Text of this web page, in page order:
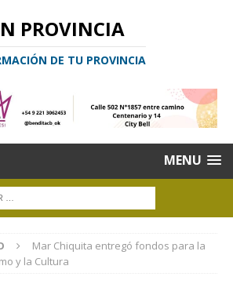
PROVINCIA
DE TU PROVINCIA
MENU
Mar Chiquita entregó fondos para la
y la Cultura